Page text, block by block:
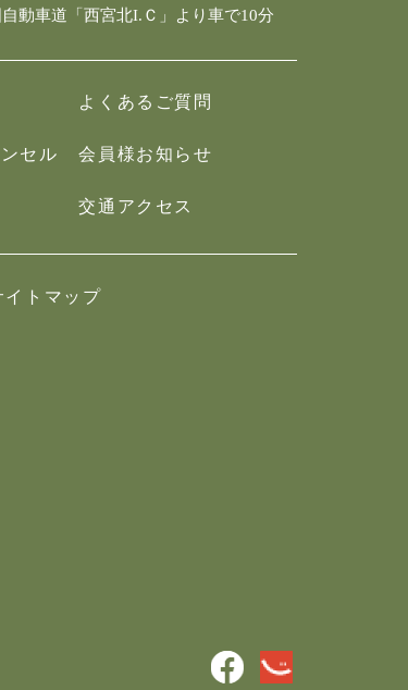
動車道「西宮北I.Ｃ」より車で10分
よくあるご質問
セル 会員様お知らせ
交通アクセス
イトマップ